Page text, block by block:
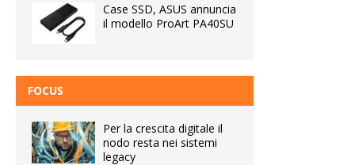
Case SSD, ASUS annuncia
il modello ProArt PA40SU
FOCUS
Per la crescita digitale il
nodo resta nei sistemi
legacy